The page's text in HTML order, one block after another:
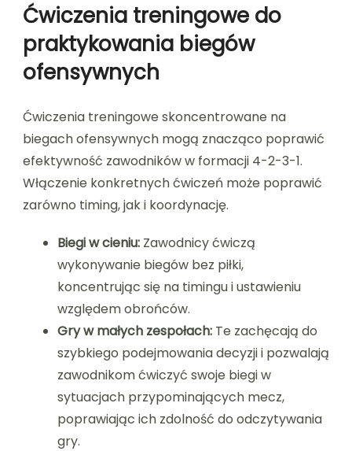
Ćwiczenia treningowe do
praktykowania biegów
ofensywnych
Ćwiczenia treningowe skoncentrowane na
biegach ofensywnych mogą znacząco poprawić
efektywność zawodników w formacji 4-2-3-1.
Włączenie konkretnych ćwiczeń może poprawić
zarówno timing, jak i koordynację.
Biegi w cieniu: Zawodnicy ćwiczą
wykonywanie biegów bez piłki,
koncentrując się na timingu i ustawieniu
względem obrońców.
Gry w małych zespołach: Te zachęcają do
szybkiego podejmowania decyzji i pozwalają
zawodnikom ćwiczyć swoje biegi w
sytuacjach przypominających mecz,
poprawiając ich zdolność do odczytywania
gry.